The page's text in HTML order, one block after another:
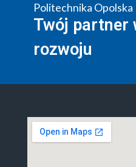
Politechnika Opolska
Twój partner
rozwoju